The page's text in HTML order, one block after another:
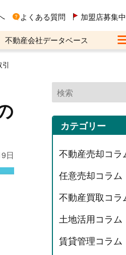
よくある質問 加盟店募集中
不動産会社データベース
日
カテゴリー
不動産売却コラ
任意売却コラム
不動産買取コラ
土地活用コラム
賃貸管理コラム